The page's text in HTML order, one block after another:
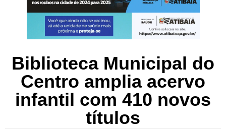
Biblioteca Municipal do
Centro amplia acervo
infantil com 410 novos
títulos